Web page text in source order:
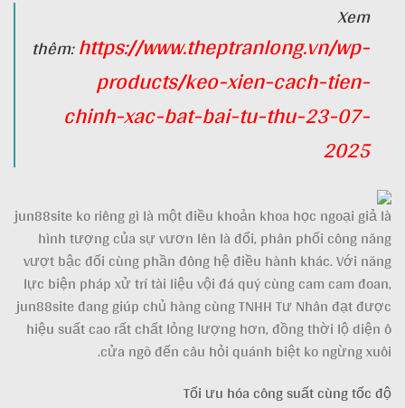
Xem
thêm:https://www.theptranlong.vn/wp-
products/keo-xien-cach-tien-
chinh-xac-bat-bai-tu-thu-23-07-
2025
jun88site ko riêng gì là một điều khoản khoa học ngoại giả là
hình tượng của sự vươn lên là đổi, phân phối công năng
vượt bậc đối cùng phần đông hệ điều hành khác. Với năng
lực biện pháp xử trí tài liệu vội đá quý cùng cam cam đoan,
jun88site đang giúp chủ hàng cùng TNHH Tư Nhân đạt được
hiệu suất cao rất chất lỏng lượng hơn, đồng thời lộ diện ô
cửa ngõ đến câu hỏi quánh biệt ko ngừng xuôi.
Tối ưu hóa công suất cùng tốc độ